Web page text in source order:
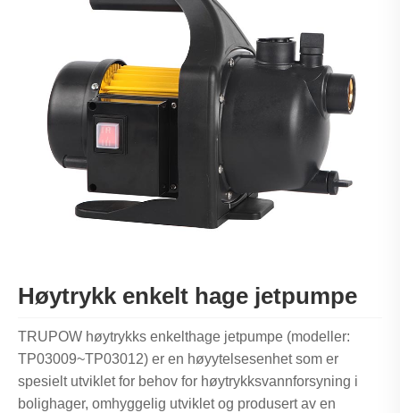
Høytrykk enkelt hage jetpumpe
TRUPOW høytrykks enkelthage jetpumpe (modeller:
TP03009~TP03012) er en høyytelsesenhet som er
spesielt utviklet for behov for høytrykksvannforsyning i
bolighager, omhyggelig utviklet og produsert av en